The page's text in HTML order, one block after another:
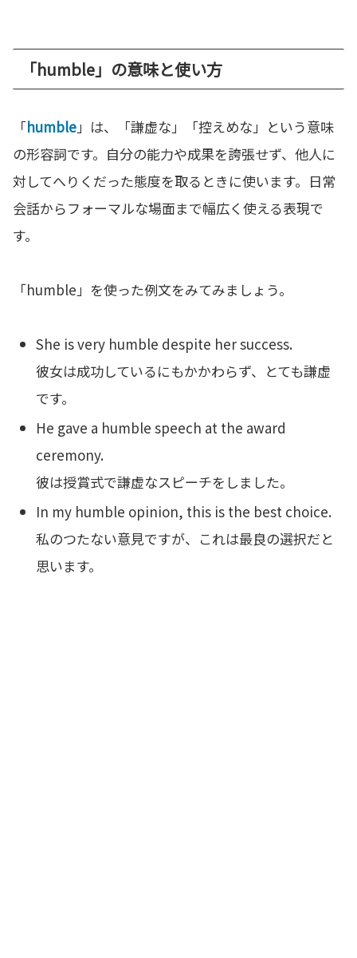
「humble」の意味と使い方
「humble」は、「謙虚な」「控えめな」という意味
の形容詞です。自分の能力や成果を誇張せず、他人に
対してへりくだった態度を取るときに使います。日常
会話からフォーマルな場面まで幅広く使える表現で
す。
「humble」を使った例文をみてみましょう。
She is very humble despite her success.
彼女は成功しているにもかかわらず、とても謙虚
です。
He gave a humble speech at the award
ceremony.
彼は授賞式で謙虚なスピーチをしました。
In my humble opinion, this is the best choice.
私のつたない意見ですが、これは最良の選択だと
思います。